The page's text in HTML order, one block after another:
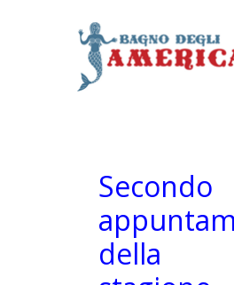
Secondo
della